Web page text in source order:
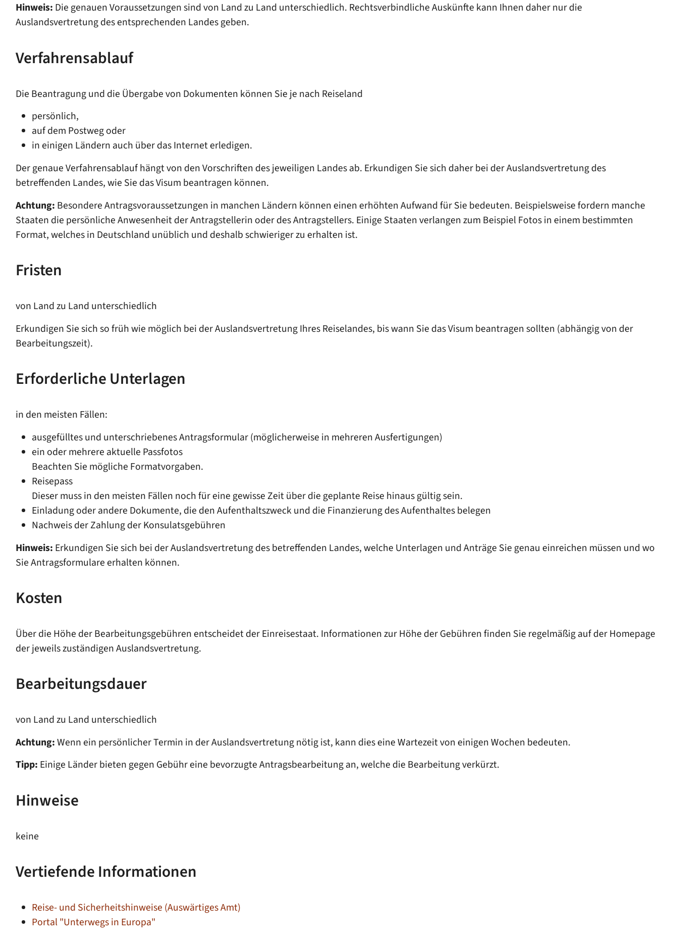
Hinweis: Die genauen Voraussetzungen sind von Land zu Land unterschiedlich. Rechtsverbindliche Auskünfte kann Ihnen daher nur die
Auslandsvertretung des entsprechenden Landes geben.
Verfahrensablauf
Die Beantragung und die Übergabe von Dokumenten können Sie je nach Reiseland
persönlich,
auf dem Postweg oder
in einigen Ländern auch über das Internet erledigen.
Der genaue Verfahrensablauf hängt von den Vorschriften des jeweiligen Landes ab. Erkundigen Sie sich daher bei der Auslandsvertretung des
betreffenden Landes, wie Sie das Visum beantragen können.
Achtung: Besondere Antragsvoraussetzungen in manchen Ländern können einen erhöhten Aufwand für Sie bedeuten. Beispielsweise fordern manche
Staaten die persönliche Anwesenheit der Antragstellerin oder des Antragstellers. Einige Staaten verlangen zum Beispiel Fotos in einem bestimmten
Format, welches in Deutschland unüblich und deshalb schwieriger zu erhalten ist.
Fristen
von Land zu Land unterschiedlich
Erkundigen Sie sich so früh wie möglich bei der Auslandsvertretung Ihres Reiselandes, bis wann Sie das Visum beantragen sollten (abhängig von der
Bearbeitungszeit).
Erforderliche Unterlagen
in den meisten Fällen:
ausgefülltes und unterschriebenes Antragsformular (möglicherweise in mehreren Ausfertigungen)
ein oder mehrere aktuelle Passfotos
Beachten Sie mögliche Formatvorgaben.
Reisepass
Dieser muss in den meisten Fällen noch für eine gewisse Zeit über die geplante Reise hinaus gültig sein.
Einladung oder andere Dokumente, die den Aufenthaltszweck und die Finanzierung des Aufenthaltes belegen
Nachweis der Zahlung der Konsulatsgebühren
Hinweis: Erkundigen Sie sich bei der Auslandsvertretung des betreffenden Landes, welche Unterlagen und Anträge Sie genau einreichen müssen und wo
Sie Antragsformulare erhalten können.
Kosten
Über die Höhe der Bearbeitungsgebühren entscheidet der Einreisestaat. Informationen zur Höhe der Gebühren finden Sie regelmäßig auf der Homepage
der jeweils zuständigen Auslandsvertretung.
Bearbeitungsdauer
von Land zu Land unterschiedlich
Achtung:Wenn ein persönlicher Termin in der Auslandsvertretung nötig ist, kann dies eine Wartezeit von einigen Wochen bedeuten.
Tipp: Einige Länder bieten gegen Gebühr eine bevorzugte Antragsbearbeitung an, welche die Bearbeitung verkürzt.
Hinweise
keine
Vertiefende Informationen
Reise- und Sicherheitshinweise (Auswärtiges Amt)
Portal "Unterwegs in Europa"